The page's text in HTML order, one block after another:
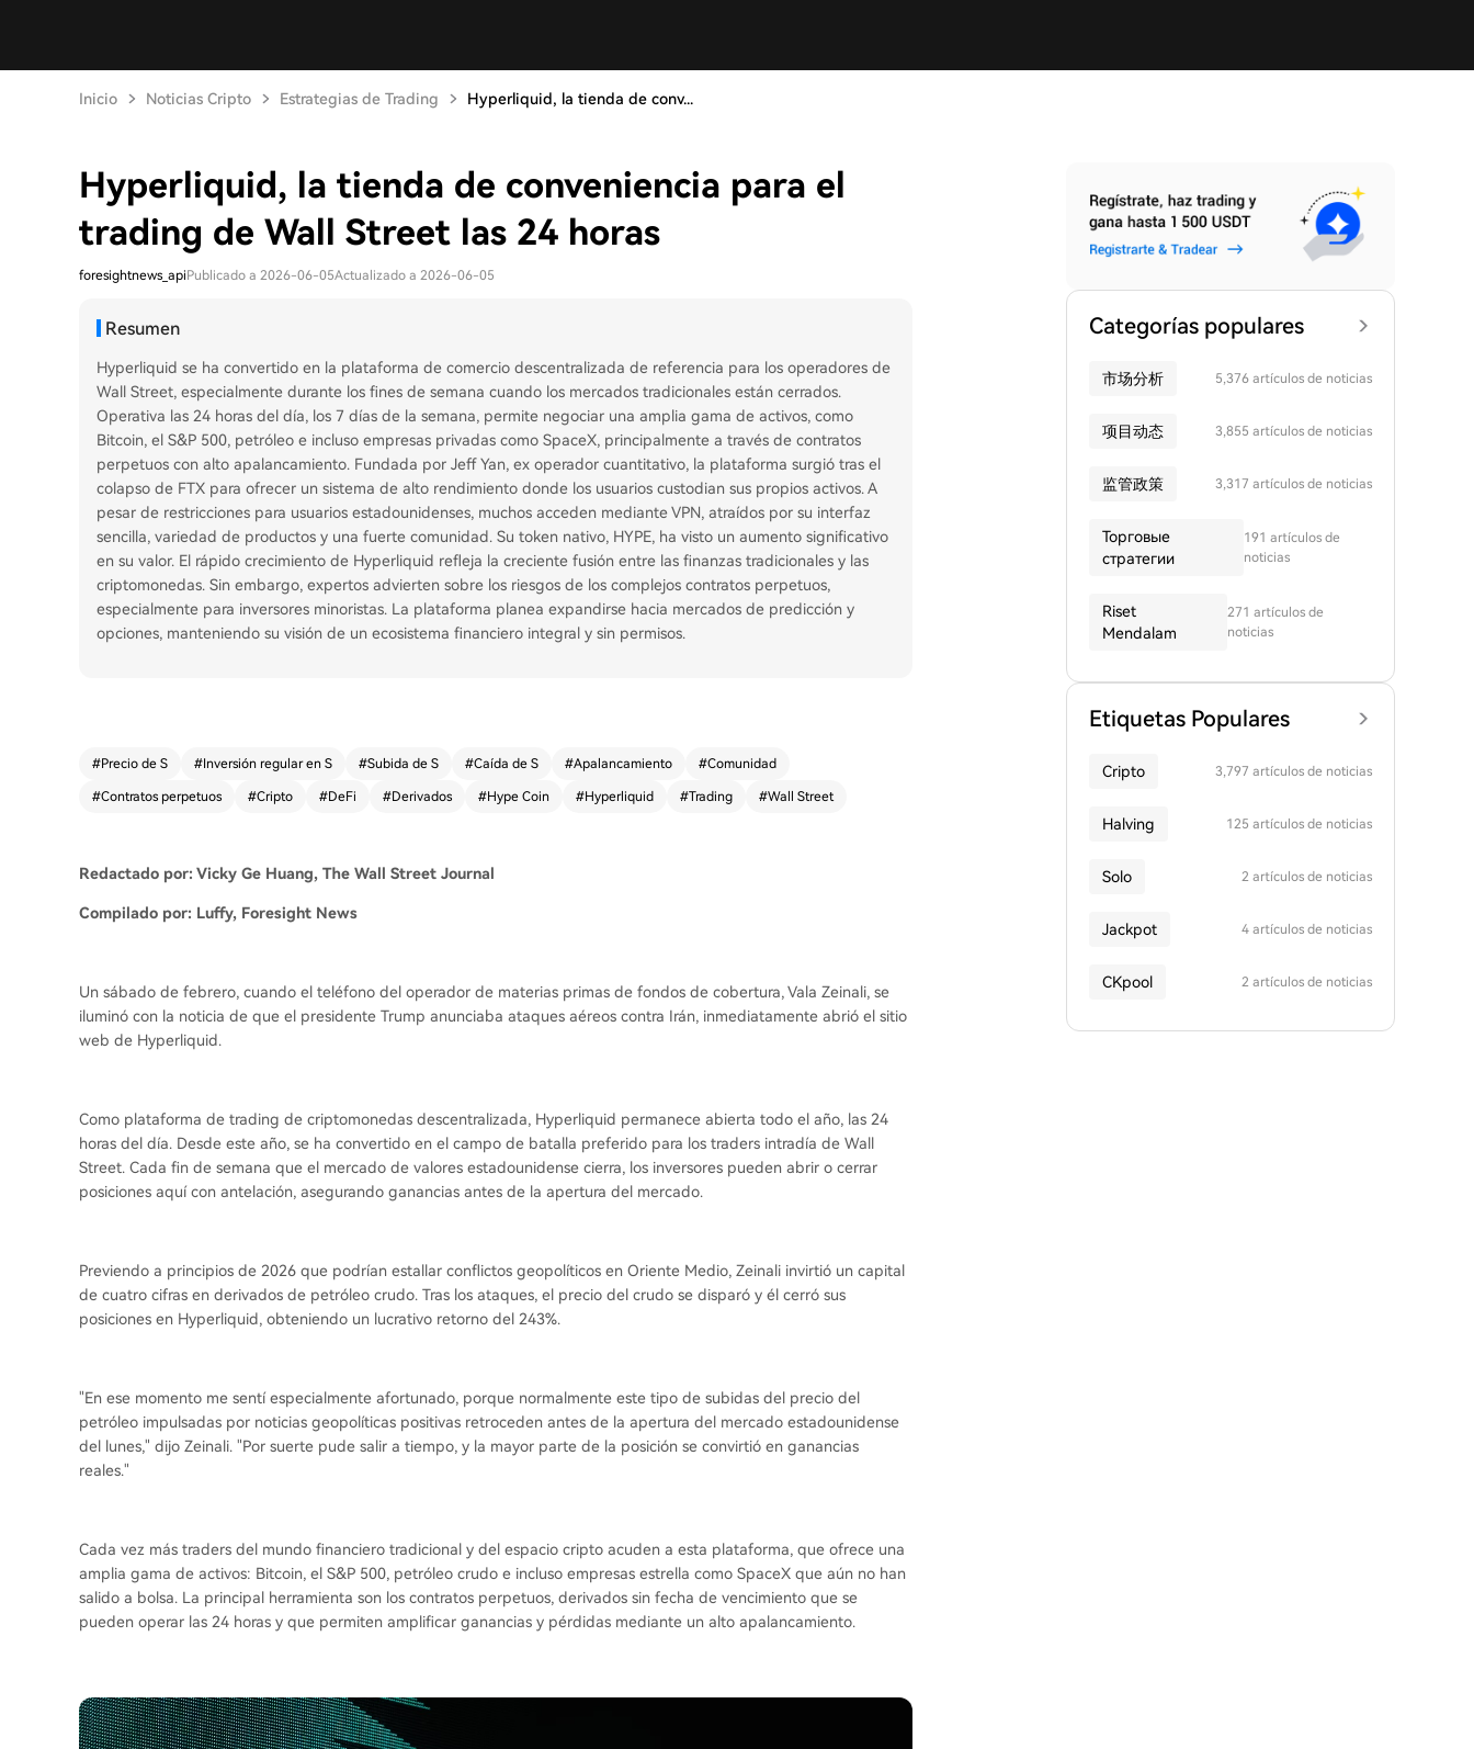
Inicio Noticias Cripto Estrategias de Trading Hyperliquid, la tienda de conv...
Hyperliquid, la tienda de conveniencia para el
trading de Wall Street las 24 horas
foresightnews_apiPublicado a 2026-06-05Actualizado a 2026-06-05
Resumen
Hyperliquid se ha convertido en la plataforma de comercio descentralizada de referencia para los operadores de
Wall Street, especialmente durante los fines de semana cuando los mercados tradicionales están cerrados.
Operativa las 24 horas del día, los 7 días de la semana, permite negociar una amplia gama de activos, como
Bitcoin, el S&P 500, petróleo e incluso empresas privadas como SpaceX, principalmente a través de contratos
perpetuos con alto apalancamiento. Fundada por Jeff Yan, ex operador cuantitativo, la plataforma surgió tras el
colapso de FTX para ofrecer un sistema de alto rendimiento donde los usuarios custodian sus propios activos. A
pesar de restricciones para usuarios estadounidenses, muchos acceden mediante VPN, atraídos por su interfaz
sencilla, variedad de productos y una fuerte comunidad. Su token nativo, HYPE, ha visto un aumento significativo
en su valor. El rápido crecimiento de Hyperliquid refleja la creciente fusión entre las finanzas tradicionales y las
criptomonedas. Sin embargo, expertos advierten sobre los riesgos de los complejos contratos perpetuos,
especialmente para inversores minoristas. La plataforma planea expandirse hacia mercados de predicción y
opciones, manteniendo su visión de un ecosistema financiero integral y sin permisos.
#Precio de S #Inversión regular en S #Subida de S #Caída de S #Apalancamiento #Comunidad
#Contratos perpetuos #Cripto #DeFi #Derivados #Hype Coin #Hyperliquid #Trading #Wall Street
Redactado por: Vicky Ge Huang, The Wall Street Journal
Compilado por: Luffy, Foresight News
Un sábado de febrero, cuando el teléfono del operador de materias primas de fondos de cobertura, Vala Zeinali, se
iluminó con la noticia de que el presidente Trump anunciaba ataques aéreos contra Irán, inmediatamente abrió el sitio
web de Hyperliquid.
Como plataforma de trading de criptomonedas descentralizada, Hyperliquid permanece abierta todo el año, las 24
horas del día. Desde este año, se ha convertido en el campo de batalla preferido para los traders intradía de Wall
Street. Cada fin de semana que el mercado de valores estadounidense cierra, los inversores pueden abrir o cerrar
posiciones aquí con antelación, asegurando ganancias antes de la apertura del mercado.
Previendo a principios de 2026 que podrían estallar conflictos geopolíticos en Oriente Medio, Zeinali invirtió un capital
de cuatro cifras en derivados de petróleo crudo. Tras los ataques, el precio del crudo se disparó y él cerró sus
posiciones en Hyperliquid, obteniendo un lucrativo retorno del 243%.
"En ese momento me sentí especialmente afortunado, porque normalmente este tipo de subidas del precio del
petróleo impulsadas por noticias geopolíticas positivas retroceden antes de la apertura del mercado estadounidense
del lunes," dijo Zeinali. "Por suerte pude salir a tiempo, y la mayor parte de la posición se convirtió en ganancias
reales."
Cada vez más traders del mundo financiero tradicional y del espacio cripto acuden a esta plataforma, que ofrece una
amplia gama de activos: Bitcoin, el S&P 500, petróleo crudo e incluso empresas estrella como SpaceX que aún no han
salido a bolsa. La principal herramienta son los contratos perpetuos, derivados sin fecha de vencimiento que se
pueden operar las 24 horas y que permiten amplificar ganancias y pérdidas mediante un alto apalancamiento.
Categorías populares
市场分析 5,376 artículos de noticias
项目动态 3,855 artículos de noticias
监管政策 3,317 artículos de noticias
Торговые
стратегии
191 artículos de
noticias
Riset
Mendalam
271 artículos de
noticias
Etiquetas Populares
Cripto 3,797 artículos de noticias
Halving 125 artículos de noticias
Solo 2 artículos de noticias
Jackpot 4 artículos de noticias
CKpool 2 artículos de noticias